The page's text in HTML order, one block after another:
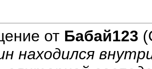
от Бабай123
находился